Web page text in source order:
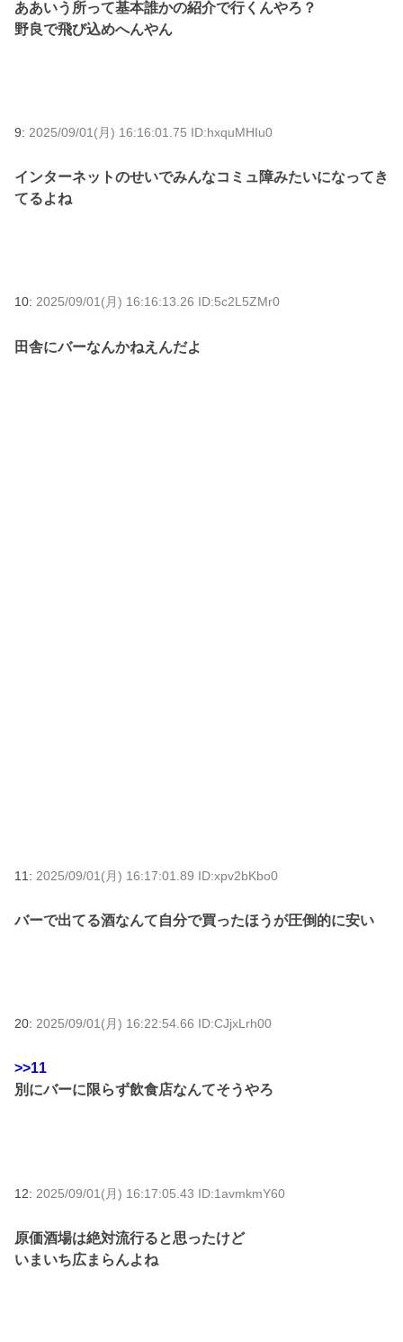
ああいう所って基本誰かの紹介で行くんやろ？
野良で飛び込めへんやん
9: 2025/09/01(月) 16:16:01.75 ID:hxquMHIu0
インターネットのせいでみんなコミュ障みたいになってき
てるよね
10: 2025/09/01(月) 16:16:13.26 ID:5c2L5ZMr0
田舎にバーなんかねえんだよ
11: 2025/09/01(月) 16:17:01.89 ID:xpv2bKbo0
バーで出てる酒なんて自分で買ったほうが圧倒的に安い
20: 2025/09/01(月) 16:22:54.66 ID:CJjxLrh00
>>11
別にバーに限らず飲食店なんてそうやろ
12: 2025/09/01(月) 16:17:05.43 ID:1avmkmY60
原価酒場は絶対流行ると思ったけど
いまいち広まらんよね